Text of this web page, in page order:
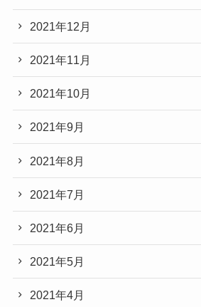
2021年12月
2021年11月
2021年10月
2021年9月
2021年8月
2021年7月
2021年6月
2021年5月
2021年4月